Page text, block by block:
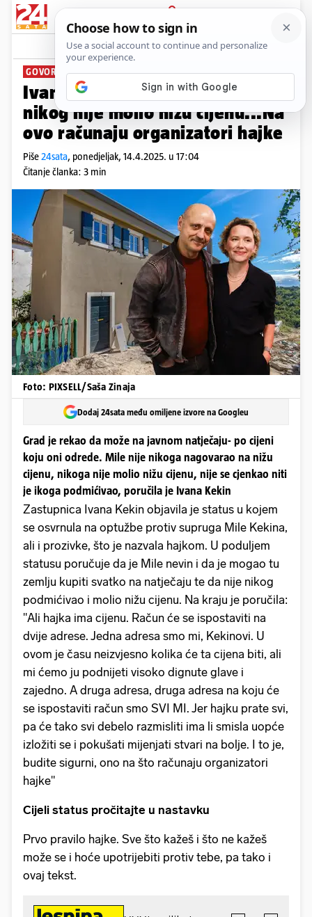
PRIJAVA
News Komentari
GOVORILA O "HAJCI"
Ivana Kekin: Mile je nevin, nije
nikog nije molio nižu cijenu...Na
ovo računaju organizatori hajke
Piše24sata, ponedjeljak, 14.4.2025. u 17:04
Čitanje članka: 3 min
Foto: PIXSELL/Saša Zinaja
Dodaj 24sata među omiljene izvore na Googleu
Grad je rekao da može na javnom natječaju- po cijeni
koju oni odrede. Mile nije nikoga nagovarao na nižu
cijenu, nikoga nije molio nižu cijenu, nije se cjenkao niti
je ikoga podmićivao, poručila je Ivana Kekin
Zastupnica Ivana Kekin objavila je status u kojem
se osvrnula na optužbe protiv supruga Mile Kekina,
ali i prozivke, što je nazvala hajkom. U poduljem
statusu poručuje da je Mile nevin i da je mogao tu
zemlju kupiti svatko na natječaju te da nije nikog
podmićivao i molio nižu cijenu. Na kraju je poručila:
"Ali hajka ima cijenu. Račun će se ispostaviti na
dvije adrese. Jedna adresa smo mi, Kekinovi. U
ovom je času neizvjesno kolika će ta cijena biti, ali
mi ćemo ju podnijeti visoko dignute glave i
zajedno. A druga adresa, druga adresa na koju će
se ispostaviti račun smo SVI MI. Jer hajku prate svi,
pa će tako svi debelo razmisliti ima li smisla uopće
izložiti se i pokušati mijenjati stvari na bolje. I to je,
budite sigurni, ono na što računaju organizatori
hajke"
Cijeli status pročitajte u nastavku
Prvo pravilo hajke. Sve što kažeš i što ne kažeš
može se i hoće upotrijebiti protiv tebe, pa tako i
ovaj tekst.